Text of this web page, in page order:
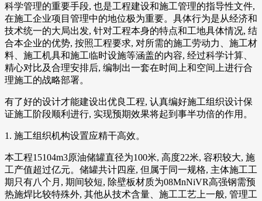
科学管理的重要手段, 也是工程建设和施工管理的指导性文件,
在施工企业项目管理中的地位极为重要。具体行为是从经济和
技术统一的大局出发, 针对工程本身的特点和工地具体情况, 结
合本企业的优势, 按照工程要求, 对所需的施工劳动力、施工材
料、施工机具和施工临时设施等涵盖的内容, 经过科学计算、
精心对比及合理安排后, 编制出一套在时间上和空间上进行合
理施工的战略部署。
有了好的设计才能建设出优良工程, 认真编好施工组织设计保
证施工阶段顺利进行, 实现预期效果将起到事半功倍的作用。
1. 施工组织机构设置应精干高效。
本工程15104m3原油储罐直径为100米, 高度22米, 容积较大, 施
工产值超过亿元。储罐共计四座, 但属于同一规格, 主体施工工
期只有八个月, 期间较短, 除壁板材质为08MnNiVR高强钢需预
热施焊比较特殊外, 其他从技术含量、施工工艺上一般, 管理工